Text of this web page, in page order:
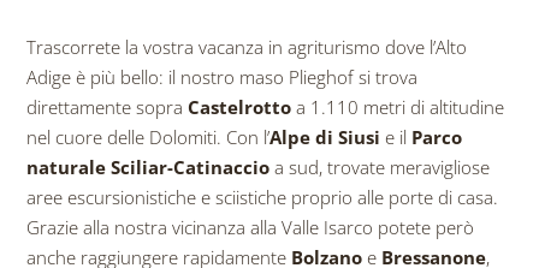
Trascorrete la vostra vacanza in agriturismo dove l’Alto
Adige è più bello: il nostro maso Plieghof si trova
direttamente sopraCastelrotto a 1.110 metri di altitudine
nel cuore delle Dolomiti. Con l’Alpe di Siusi e il Parco
naturale Sciliar-Catinaccio a sud, trovate meravigliose
aree escursionistiche e sciistiche proprio alle porte di casa.
Grazie alla nostra vicinanza alla Valle Isarco potete però
anche raggiungere rapidamente Bolzano e Bressanone,